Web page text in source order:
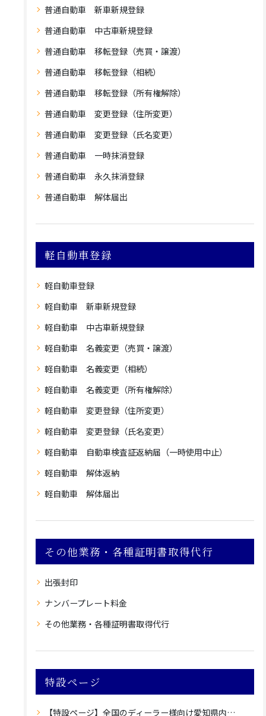
普通自動車 新車新規登録
普通自動車 中古車新規登録
普通自動車 移転登録（売買・譲渡）
普通自動車 移転登録（相続）
普通自動車 移転登録（所有権解除）
普通自動車 変更登録（住所変更）
普通自動車 変更登録（氏名変更）
普通自動車 一時抹消登録
普通自動車 永久抹消登録
普通自動車 解体届出
軽自動車登録
軽自動車登録
軽自動車 新車新規登録
軽自動車 中古車新規登録
軽自動車 名義変更（売買・譲渡）
軽自動車 名義変更（相続）
軽自動車 名義変更（所有権解除）
軽自動車 変更登録（住所変更）
軽自動車 変更登録（氏名変更）
軽自動車 自動車検査証返納届（一時使用中止）
軽自動車 解体返納
軽自動車 解体届出
その他業務・各種証明書取得代行
出張封印
ナンバープレート料金
その他業務・各種証明書取得代行
特設ページ
【特設ページ】全国のディーラー様向け愛知県内登録のご案内